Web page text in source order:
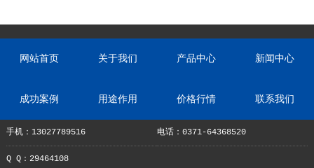
网站首页 关于我们 产品中心 新闻中心
成功案例 用途作用 价格行情 联系我们
手机：13027789516 电话：0371-64368520
Q Q：29464108